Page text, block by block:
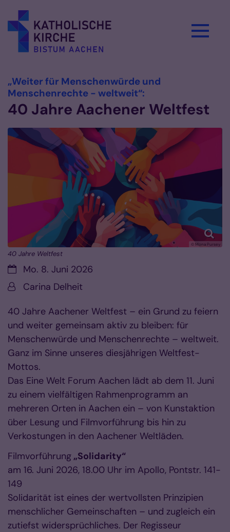
„Weiter für Menschenwürde und
Menschenrechte - weltweit“:
40 Jahre Aachener Weltfest
© Mona Pursey
40 Jahre Weltfest
Datum:Mo. 8. Juni 2026
Von:Carina Delheit
40 Jahre Aachener Weltfest – ein Grund zu feiern
und weiter gemeinsam aktiv zu bleiben: für
Menschenwürde und Menschenrechte – weltweit.
Ganz im Sinne unseres diesjährigen Weltfest-
Mottos.
Das Eine Welt Forum Aachen lädt ab dem 11. Juni
zu einem vielfältigen Rahmenprogramm an
mehreren Orten in Aachen ein – von Kunstaktion
über Lesung und Filmvorführung bis hin zu
Verkostungen in den Aachener Weltläden.
Filmvorführung „Solidarity“
am 16. Juni 2026, 18.00 Uhr im Apollo, Pontstr. 141-
149
Solidarität ist eines der wertvollsten Prinzipien
menschlicher Gemeinschaften – und zugleich ein
zutiefst widersprüchliches. Der Regisseur